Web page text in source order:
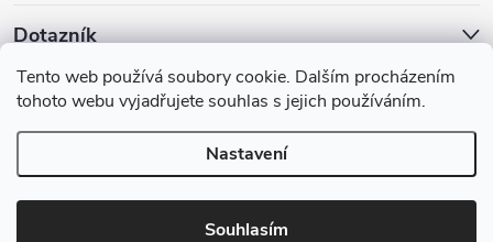
Tento web používá soubory cookie. Dalším procházením
tohoto webu vyjadřujete souhlas s jejich používáním.
Nastavení
Souhlasím
Dotazník
Líbí se vám u sprchového koutu rám barvě
Počet hlasů:149
Copyright 2026czkoupelna.cz. Všechna práva vyhrazena.